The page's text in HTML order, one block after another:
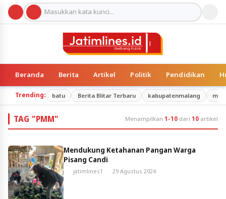
Beranda Berita Artikel Politik Pendidikan
Trending: batu Berita Blitar Terbaru kabupatenmalang
TAG "PMM" Menampilkan 1-10 dari 10 artikel
Mendukung Ketahanan Pangan Warga
Pisang Candi
jatimlines1 29 Agustus 2024